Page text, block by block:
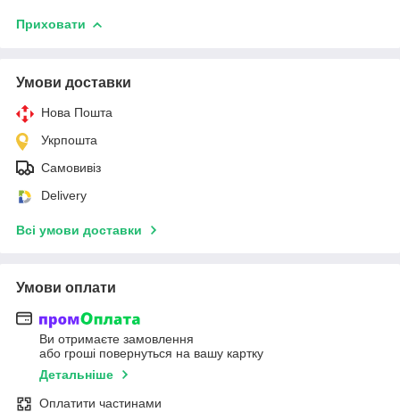
Приховати
Умови доставки
Нова Пошта
Укрпошта
Самовивіз
Delivery
Всі умови доставки
Умови оплати
Ви отримаєте замовлення
або гроші повернуться на вашу картку
Детальніше
Оплатити частинами